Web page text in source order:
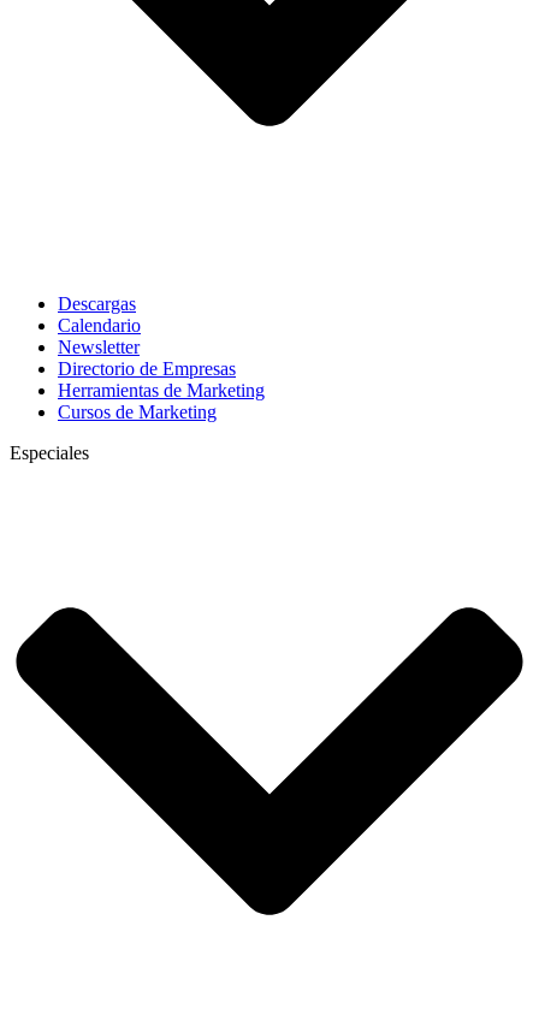
Descargas
Calendario
Newsletter
Directorio de Empresas
Herramientas de Marketing
Cursos de Marketing
Especiales